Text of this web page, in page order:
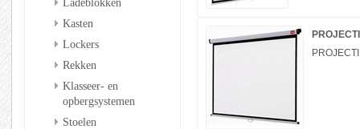
Kasten
Lockers
Rekken
Klasseer- en
opbergsystemen
Stoelen